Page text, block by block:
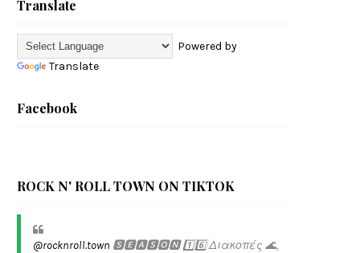
Translate
Powered by
Translate
Facebook
ROCK N' ROLL TOWN ON TIKTOK
@rocknroll.town 🆂🅴🅰🆂🅾🅽 1️⃣6️⃣ Διακοπές 🌊,